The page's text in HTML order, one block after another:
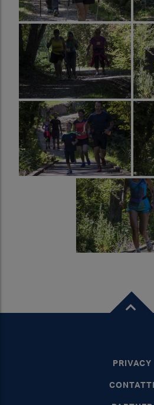
PRIVACY
CONTATTI